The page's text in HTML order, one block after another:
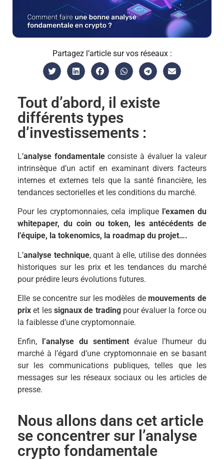
Partagez l’article sur vos réseaux :
Tout d’abord, il existe
différents types
d’investissements :
L’analyse fondamentaleconsiste à évaluer la valeur
intrinsèque d’un actif en examinant divers facteurs
internes et externes tels que la santé financière, les
tendances sectorielles et les conditions du marché.
Pour les cryptomonnaies, cela implique l’examen du
whitepaper, du coin ou token, les antécédents de
l’équipe, la tokenomics, la roadmap du projet….
L’analyse technique, quant à elle, utilise des données
historiques sur les prix et les tendances du marché
pour prédire leurs évolutions futures.
Elle se concentre sur les modèles demouvements de
prix et lessignaux de tradingpour évaluer la force ou
la faiblesse d’une cryptomonnaie.
Enfin, l’analyse du sentiment évalue l’humeur du
marché à l’égard d’une cryptomonnaie en se basant
sur les communications publiques, telles que les
messages sur les réseaux sociaux ou les articles de
presse.
Nous allons dans cet article
se concentrer sur l’analyse
crypto fondamentale